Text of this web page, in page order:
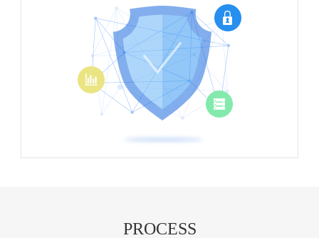
PROCESS